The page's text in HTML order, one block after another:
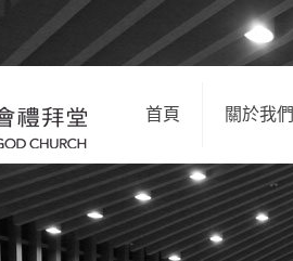
首頁 關於我們